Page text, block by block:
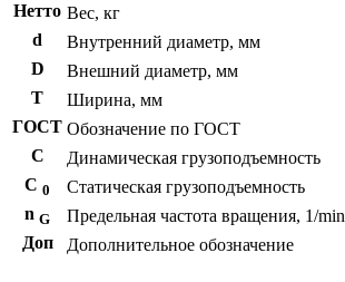
Нетто Вес, кг
d
Внутренний диаметр, мм
D
Внешний диаметр, мм
T
Ширина, мм
ГОСТ Обозначение по ГОСТ
C
Динамическая грузоподъемность
С 0
Статическая грузоподъемность
n G
Предельная частота вращения, 1/min
Доп
Дополнительное обозначение